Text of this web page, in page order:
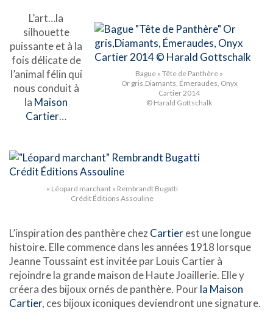
Bague « Tête de Panthère »
Or gris,Diamants, Émeraudes, Onyx
Cartier 2014
© Harald Gottschalk
L’art…la
silhouette
puissante et à la
fois délicate de
l’animal félin qui
nous conduit à
la Maison
Cartier…
« Léopard marchant » Rembrandt Bugatti
Crédit Éditions Assouline
L’inspiration des panthère chezCartierest une longue
histoire. Elle commence dans les années 1918 lorsque
Jeanne Toussaint est invitée par Louis Cartier à
rejoindre la grande maison de Haute Joaillerie. Elle y
créera des bijoux ornés de panthère. Pourla Maison
Cartier, ces bijoux iconiques deviendront une signature.